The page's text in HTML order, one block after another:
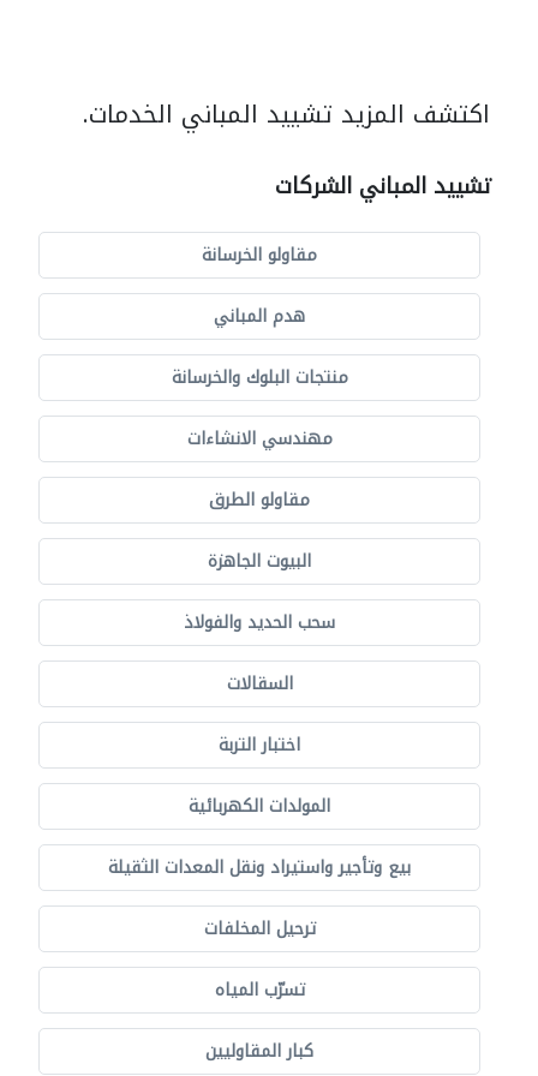
اكتشف المزيد تشييد المباني الخدمات.
تشييد المباني الشركات
مقاولو الخرسانة
هدم المباني
منتجات البلوك والخرسانة
مهندسي الانشاءات
مقاولو الطرق
البيوت الجاهزة
سحب الحديد والفولاذ
السقالات
اختبار التربة
المولدات الكهربائية
بيع وتأجير واستيراد ونقل المعدات الثقيلة
ترحيل المخلفات
تسرّب المياه
كبار المقاوليين